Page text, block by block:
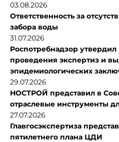
03.08.2026
Ответственность за
забора воды
31.07.2026
Роспотребнадзор
проведения экспертиз и
эпидемиологических
29.07.2026
НОСТРОЙ представил в
отраслевые инструменты
27.07.2026
Главгосэкспертиза
пятилетнего плана ЦДИ